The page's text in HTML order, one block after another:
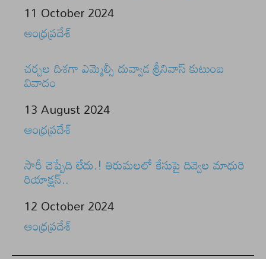
Date
11 October 2024
In relation to
ఆంధ్రప్రదేశ్
చర్చల దిశగా ఎమ్మెల్సీ దువ్వాడ శ్రీనివాస్ కుటుంబ
వివాదం
Date
13 August 2024
In relation to
ఆంధ్రప్రదేశ్
సారీ చెప్పేది లేదు.! తిరుమలలో కేసుపై దివ్వెల మాధురి
రియాక్షన్..
Date
12 October 2024
In relation to
ఆంధ్రప్రదేశ్